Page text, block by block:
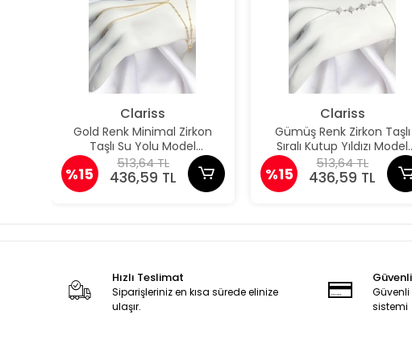
Clariss
Gold Renk Minimal Zirkon
Taşlı Su Yolu Model
Şahmeran
%15
513,64 TL
436,59 TL
Clariss
Gümüş Renk Zirkon Taşlı
Sıralı Kutup Yıldızı Model
Şahmeran
%15
513,64 TL
436,59 TL
Hızlı Teslimat
Siparişleriniz en kısa sürede elinize
ulaşır.
sistemi